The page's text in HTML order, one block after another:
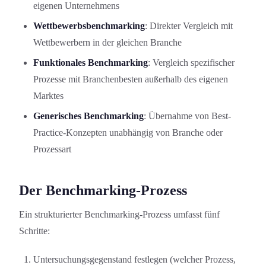
eigenen Unternehmens
Wettbewerbsbenchmarking: Direkter Vergleich mit
Wettbewerbern in der gleichen Branche
Funktionales Benchmarking: Vergleich spezifischer
Prozesse mit Branchenbesten außerhalb des eigenen
Marktes
Generisches Benchmarking: Übernahme von Best-
Practice-Konzepten unabhängig von Branche oder
Prozessart
Der Benchmarking-Prozess
Ein strukturierter Benchmarking-Prozess umfasst fünf
Schritte:
Untersuchungsgegenstand festlegen (welcher Prozess,